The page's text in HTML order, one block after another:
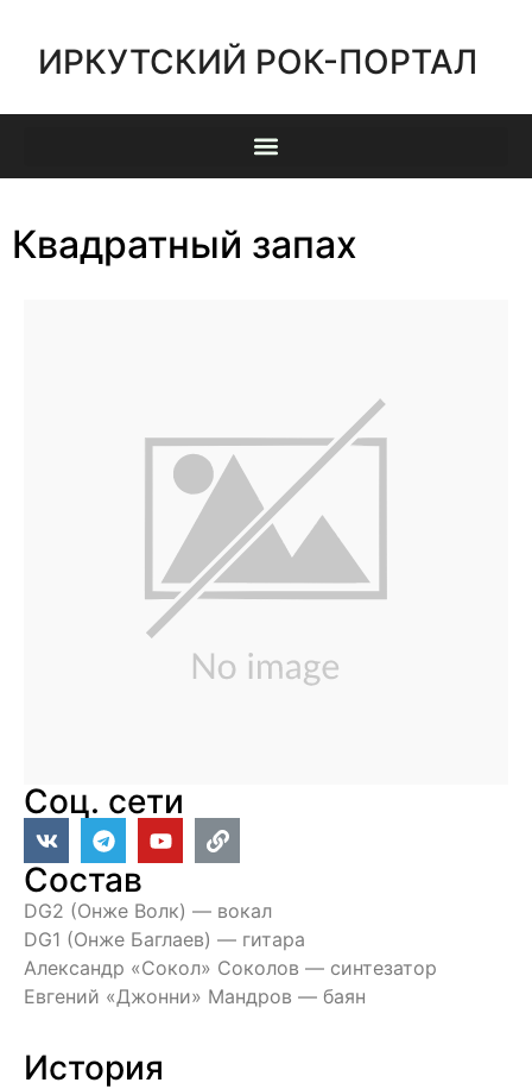
ИРКУТСКИЙ РОК-ПОРТАЛ
Квадратный запах
Соц. сети
Состав
DG2 (Онже Волк) — вокал
DG1 (Онже Баглаев) — гитара
Александр «Сокол» Соколов — синтезатор
Евгений «Джонни» Мандров — баян
История